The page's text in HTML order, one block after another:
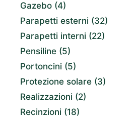
Gazebo (4)
Parapetti esterni (32)
Parapetti interni (22)
Pensiline (5)
Portoncini (5)
Protezione solare (3)
Realizzazioni (2)
Recinzioni (18)